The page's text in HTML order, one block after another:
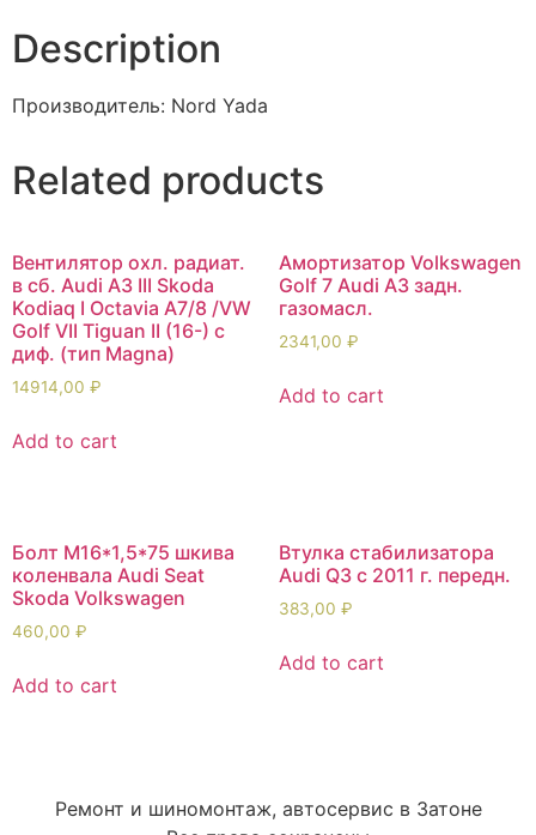
Description
Производитель: Nord Yada
Related products
Вентилятор охл. радиат.
в сб. Audi A3 III Skoda
Kodiaq I Octavia A7/8 /VW
Golf VII Tiguan II (16-) с
диф. (тип Magna)
14914,00 ₽
Add to cart
Амортизатор Volkswagen
Golf 7 Audi A3 задн.
газомасл.
2341,00 ₽
Add to cart
Болт М16*1,5*75 шкива
коленвала Audi Seat
Skoda Volkswagen
460,00 ₽
Add to cart
Втулка стабилизатора
Audi Q3 с 2011 г. передн.
383,00 ₽
Add to cart
Ремонт и шиномонтаж, автосервис в Затоне